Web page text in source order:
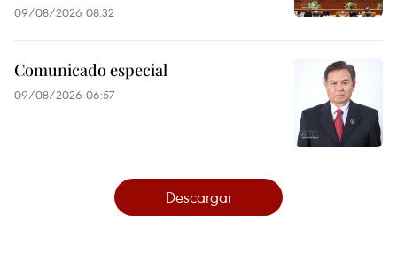
09/08/2026 08:32
Comunicado especial
09/08/2026 06:57
Descargar